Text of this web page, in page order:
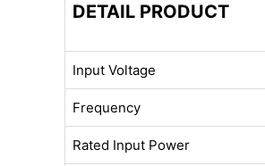
DETAIL PRODUCT
Input Voltage
Frequency
Rated Input Power